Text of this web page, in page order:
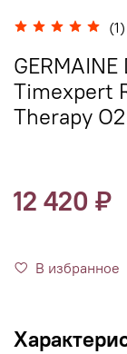
(1)
Timexpert
Therapy
12 420 ₽
В избранное